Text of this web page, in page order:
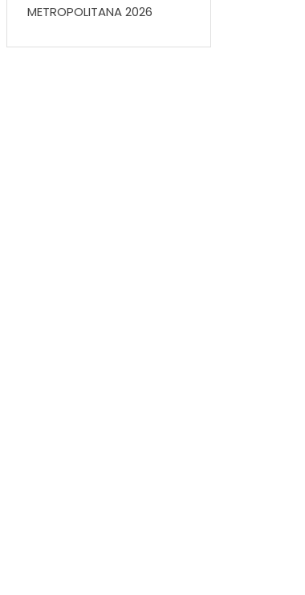
METROPOLITANA 2026